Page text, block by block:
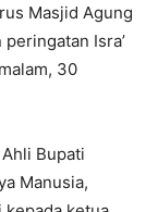
Masjid Agung
Isra’
30
Bupati
Manusia,